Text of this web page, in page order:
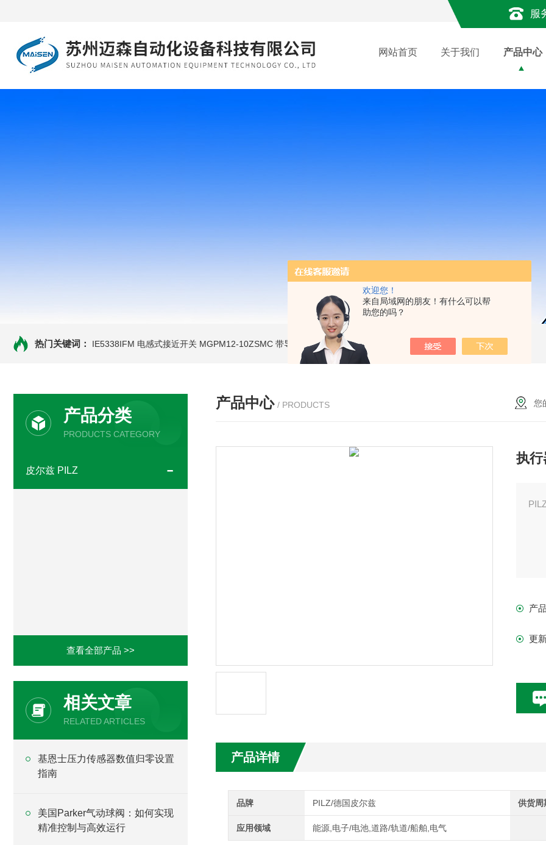
欢迎您！
来自局域网的朋友！有什么可以帮
助您的吗？
服
网站首页 关于我们 产品中心
热门关键词： IE5338IFM 电感式接近开关 MGPM12-10ZSMC 带导杆薄型气缸 RBC2015SMC 液压缓冲器 MKB25-30RZSMC 回转夹紧气缸
产品分类
PRODUCTS CATEGORY
皮尔兹 PILZ
查看全部产品 >>
相关文章
RELATED ARTICLES
基恩士压力传感器数值归零设置
指南
美国Parker气动球阀：如何实现
精准控制与高效运行
产品中心 / PRODUCTS 您
执行
产
更
产品详情
品牌 PILZ/德国皮尔兹 供货周
应用领域 能源,电子/电池,道路/轨道/船舶,电气